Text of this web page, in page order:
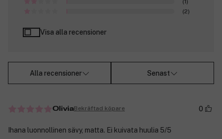
(1)
(2)
Visa alla recensioner
Alla recensioner Senast
OliviaBekräftad köpare 0
Ihana luonnollinen sävy, matta. Ei kuivata huulia 5/5